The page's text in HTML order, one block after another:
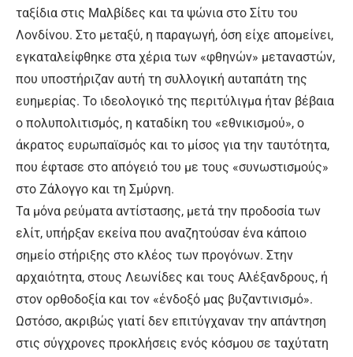
ταξίδια στις Μαλβίδες και τα ψώνια στο Σίτυ του
Λονδίνου. Στο μεταξύ, η παραγωγή, όση είχε απομείνει,
εγκαταλείφθηκε στα χέρια των «φθηνών» μεταναστών,
που υποστήριζαν αυτή τη συλλογική αυταπάτη της
ευημερίας. Το ιδεολογικό της περιτύλιγμα ήταν βέβαια
ο πολυπολιτισμός, η καταδίκη του «εθνικισμού», ο
άκρατος ευρωπαϊσμός και το μίσος για την ταυτότητα,
που έφτασε στο απόγειό του με τους «συνωστισμούς»
στο Ζάλογγο και τη Σμύρνη.
Τα μόνα ρεύματα αντίστασης, μετά την προδοσία των
ελίτ, υπήρξαν εκείνα που αναζητούσαν ένα κάποιο
σημείο στήριξης στο κλέος των προγόνων. Στην
αρχαιότητα, στους Λεωνίδες και τους Αλέξανδρους, ή
στον ορθοδοξία και τον «ένδοξό μας βυζαντινισμό».
Ωστόσο, ακριβώς γιατί δεν επιτύγχαναν την απάντηση
στις σύγχρονες προκλήσεις ενός κόσμου σε ταχύτατη